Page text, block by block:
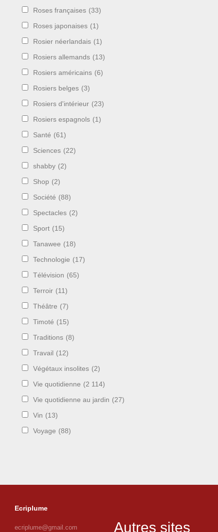
Roses françaises (33)
Roses japonaises (1)
Rosier néerlandais (1)
Rosiers allemands (13)
Rosiers américains (6)
Rosiers belges (3)
Rosiers d'intérieur (23)
Rosiers espagnols (1)
Santé (61)
Sciences (22)
shabby (2)
Shop (2)
Société (88)
Spectacles (2)
Sport (15)
Tanawee (18)
Technologie (17)
Télévision (65)
Terroir (11)
Théâtre (7)
Timoté (15)
Traditions (8)
Travail (12)
Végétaux insolites (2)
Vie quotidienne (2 114)
Vie quotidienne au jardin (27)
Vin (13)
Voyage (88)
Ecriplume
ecriplume@gmail.com Autres sites